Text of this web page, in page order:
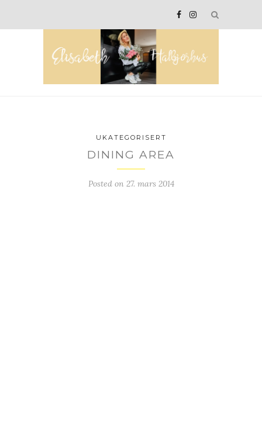
UKATEGORISERT
DINING AREA
Posted on 27. mars 2014